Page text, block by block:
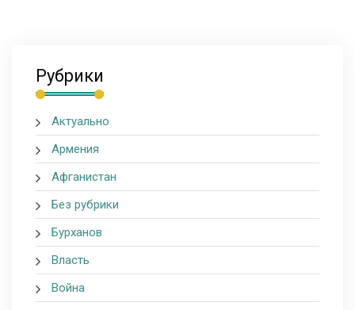
Рубрики
Актуально
Армения
Афганистан
Без рубрики
Бурханов
Власть
Война